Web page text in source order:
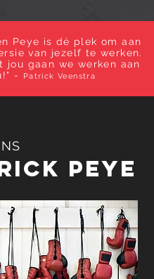
Peye is dé plek om aan
van jezelf te werken.
jou gaan we werken aan
-
Patrick Veenstra
PEYE